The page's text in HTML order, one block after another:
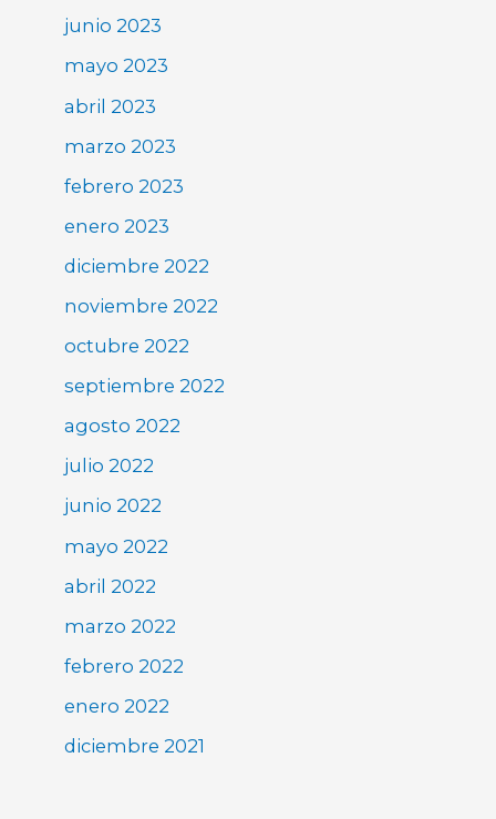
junio 2023
mayo 2023
abril 2023
marzo 2023
febrero 2023
enero 2023
diciembre 2022
noviembre 2022
octubre 2022
septiembre 2022
agosto 2022
julio 2022
junio 2022
mayo 2022
abril 2022
marzo 2022
febrero 2022
enero 2022
diciembre 2021